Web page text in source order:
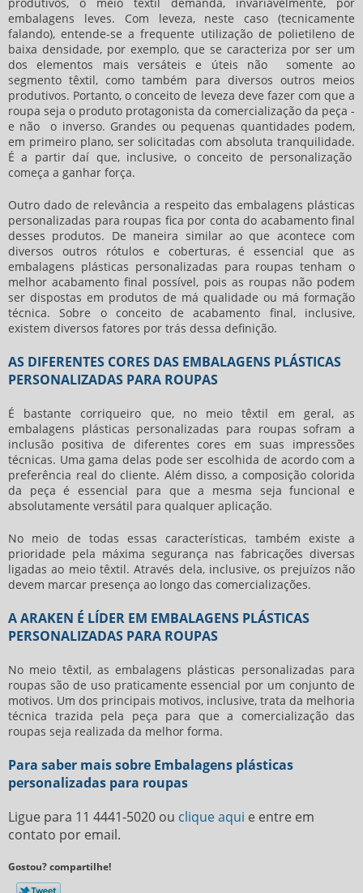
embalagens leves. Com leveza, neste caso (tecnicamente
falando), entende-se a frequente utilização de polietileno de
baixa densidade, por exemplo, que se caracteriza por ser um
dos elementos mais versáteis e úteis não somente ao
segmento têxtil, como também para diversos outros meios
produtivos. Portanto, o conceito de leveza deve fazer com que a
roupa seja o produto protagonista da comercialização da peça -
e não o inverso. Grandes ou pequenas quantidades podem,
em primeiro plano, ser solicitadas com absoluta tranquilidade.
É a partir daí que, inclusive, o conceito de personalização
começa a ganhar força.
Outro dado de relevância a respeito das embalagens plásticas
personalizadas para roupas fica por conta do acabamento final
desses produtos. De maneira similar ao que acontece com
diversos outros rótulos e coberturas, é essencial que as
embalagens plásticas personalizadas para roupas tenham o
melhor acabamento final possível, pois as roupas não podem
ser dispostas em produtos de má qualidade ou má formação
técnica. Sobre o conceito de acabamento final, inclusive,
existem diversos fatores por trás dessa definição.
AS DIFERENTES CORES DAS EMBALAGENS PLÁSTICAS
PERSONALIZADAS PARA ROUPAS
É bastante corriqueiro que, no meio têxtil em geral, as
embalagens plásticas personalizadas para roupas sofram a
inclusão positiva de diferentes cores em suas impressões
técnicas. Uma gama delas pode ser escolhida de acordo com a
preferência real do cliente. Além disso, a composição colorida
da peça é essencial para que a mesma seja funcional e
absolutamente versátil para qualquer aplicação.
No meio de todas essas características, também existe a
prioridade pela máxima segurança nas fabricações diversas
ligadas ao meio têxtil. Através dela, inclusive, os prejuízos não
devem marcar presença ao longo das comercializações.
A ARAKEN É LÍDER EM EMBALAGENS PLÁSTICAS
PERSONALIZADAS PARA ROUPAS
No meio têxtil, asembalagens plásticas personalizadas para
roupas são de uso praticamente essencial por um conjunto de
motivos. Um dos principais motivos, inclusive, trata da melhoria
técnica trazida pela peça para que a comercialização das
roupas seja realizada da melhor forma.
Para saber mais sobre Embalagens plásticas
personalizadas para roupas
Ligue para 11 4441-5020 ou clique aqui e entre em
contato por email.
Gostou? compartilhe!